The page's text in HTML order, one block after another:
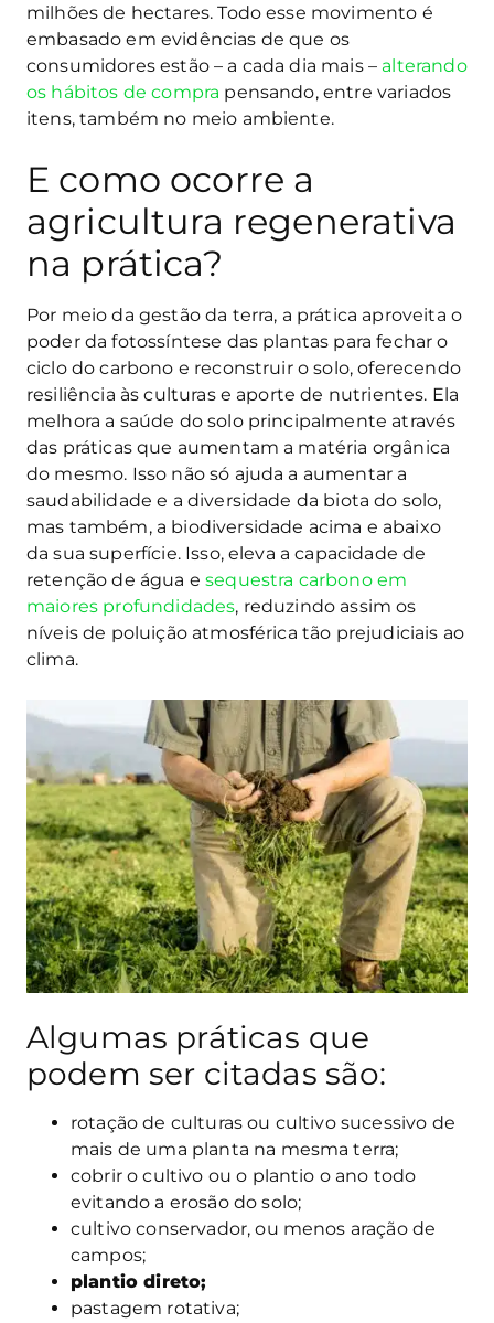
milhões de hectares. Todo esse movimento é
embasado em evidências de que os
consumidores estão – a cada dia mais – alterando
os hábitos de compra pensando, entre variados
itens, também no meio ambiente.
E como ocorre a
agricultura regenerativa
na prática?
Por meio da gestão da terra, a prática aproveita o
poder da fotossíntese das plantas para fechar o
ciclo do carbono e reconstruir o solo, oferecendo
resiliência às culturas e aporte de nutrientes. Ela
melhora a saúde do solo principalmente através
das práticas que aumentam a matéria orgânica
do mesmo. Isso não só ajuda a aumentar a
saudabilidade e a diversidade da biota do solo,
mas também, a biodiversidade acima e abaixo
da sua superfície. Isso, eleva a capacidade de
retenção de água e sequestra carbono em
maiores profundidades, reduzindo assim os
níveis de poluição atmosférica tão prejudiciais ao
clima.
Algumas práticas que
podem ser citadas são:
rotação de culturas ou cultivo sucessivo de
mais de uma planta na mesma terra;
cobrir o cultivo ou o plantio o ano todo
evitando a erosão do solo;
cultivo conservador, ou menos aração de
campos;
plantio direto;
pastagem rotativa;